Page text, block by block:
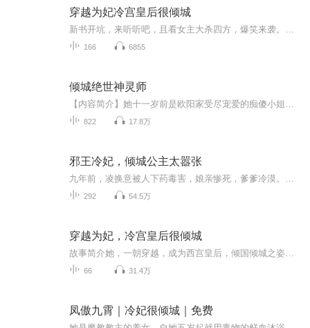
穿越为妃冷宫皇后很倾城
166 6855
倾城绝世神灵师
822 17.8万
邪王冷妃，倾城公主太嚣张
292 54.5万
穿越为妃，冷宫皇后很倾城
66 31.4万
凤傲九霄｜冷妃很倾城｜免费